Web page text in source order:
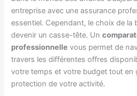
entreprise avec une assurance
essentiel. Cependant, le choix de la
devenir un casse-tête. Un
professionnelle vous permet de
travers les différentes offres
votre temps et votre budget tout en
protection de votre activité.